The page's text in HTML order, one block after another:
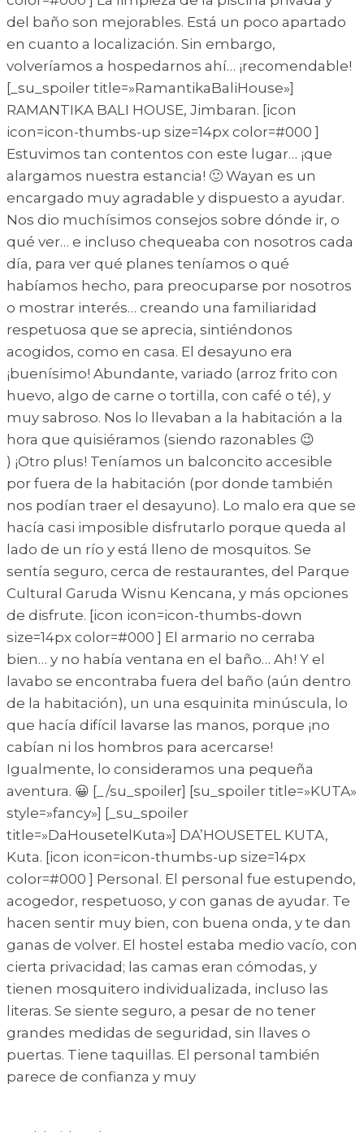
del baño son mejorables. Está un poco apartado
en cuanto a localización. Sin embargo,
volveríamos a hospedarnos ahí… ¡recomendable!
[_su_spoiler title=»RamantikaBaliHouse»]
RAMANTIKA BALI HOUSE, Jimbaran. [icon
icon=icon-thumbs-up size=14px color=#000 ]
Estuvimos tan contentos con este lugar… ¡que
alargamos nuestra estancia! 🙂 Wayan es un
encargado muy agradable y dispuesto a ayudar.
Nos dio muchísimos consejos sobre dónde ir, o
qué ver… e incluso chequeaba con nosotros cada
día, para ver qué planes teníamos o qué
habíamos hecho, para preocuparse por nosotros
o mostrar interés… creando una familiaridad
respetuosa que se aprecia, sintiéndonos
acogidos, como en casa. El desayuno era
¡buenísimo! Abundante, variado (arroz frito con
huevo, algo de carne o tortilla, con café o té), y
muy sabroso. Nos lo llevaban a la habitación a la
hora que quisiéramos (siendo razonables 😉
) ¡Otro plus! Teníamos un balconcito accesible
por fuera de la habitación (por donde también
nos podían traer el desayuno). Lo malo era que se
hacía casi imposible disfrutarlo porque queda al
lado de un río y está lleno de mosquitos. Se
sentía seguro, cerca de restaurantes, del Parque
Cultural Garuda Wisnu Kencana, y más opciones
de disfrute. [icon icon=icon-thumbs-down
size=14px color=#000 ] El armario no cerraba
bien… y no había ventana en el baño… Ah! Y el
lavabo se encontraba fuera del baño (aún dentro
de la habitación), un una esquinita minúscula, lo
que hacía difícil lavarse las manos, porque ¡no
cabían ni los hombros para acercarse!
Igualmente, lo consideramos una pequeña
aventura. 😀 [_/su_spoiler] [su_spoiler title=»KUTA»
style=»fancy»] [_su_spoiler
title=»DaHousetelKuta»] DA’HOUSETEL KUTA,
Kuta. [icon icon=icon-thumbs-up size=14px
color=#000 ] Personal. El personal fue estupendo,
acogedor, respetuoso, y con ganas de ayudar. Te
hacen sentir muy bien, con buena onda, y te dan
ganas de volver. El hostel estaba medio vacío, con
cierta privacidad; las camas eran cómodas, y
tienen mosquitero individualizada, incluso las
literas. Se siente seguro, a pesar de no tener
grandes medidas de seguridad, sin llaves o
puertas. Tiene taquillas. El personal también
parece de confianza y muy